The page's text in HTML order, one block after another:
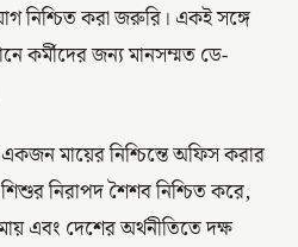
নিশ্চিত করা জরুরি। একই সঙ্গে
কর্মীদের জন্য মানসম্মত ডে-
মায়ের নিশ্চিন্তে অফিস করার
নিরাপদ শৈশব নিশ্চিত করে,
এবং দেশের অর্থনীতিতে দক্ষ